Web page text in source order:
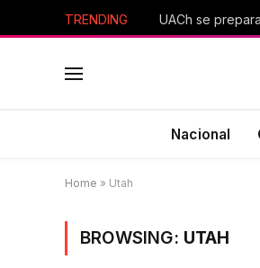
TRENDING UACh se
Nacional
Home » Utah
BROWSING: UTAH